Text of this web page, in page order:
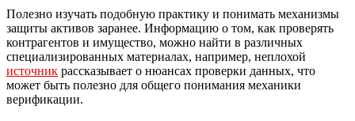
Полезно изучать подобную практику и понимать механизмы
защиты активов заранее. Информацию о том, как проверять
контрагентов и имущество, можно найти в различных
специализированных материалах, например, неплохой
источник рассказывает о нюансах проверки данных, что
может быть полезно для общего понимания механики
верификации.